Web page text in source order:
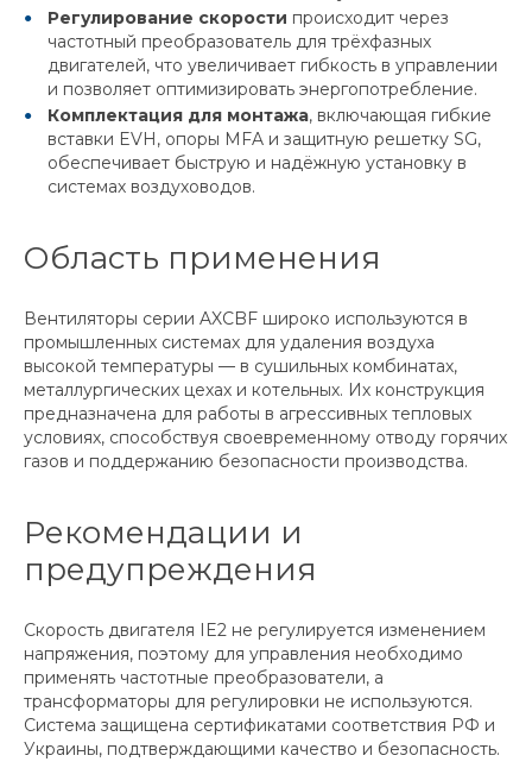
Регулирование скорости происходит через
частотный преобразователь для трёхфазных
двигателей, что увеличивает гибкость в управлении
и позволяет оптимизировать энергопотребление.
Комплектация для монтажа, включающая гибкие
вставки EVH, опоры MFA и защитную решетку SG,
обеспечивает быструю и надёжную установку в
системах воздуховодов.
Область применения
Вентиляторы серии AXCBF широко используются в
промышленных системах для удаления воздуха
высокой температуры — в сушильных комбинатах,
металлургических цехах и котельных. Их конструкция
предназначена для работы в агрессивных тепловых
условиях, способствуя своевременному отводу горячих
газов и поддержанию безопасности производства.
Рекомендации и
предупреждения
Скорость двигателя IE2 не регулируется изменением
напряжения, поэтому для управления необходимо
применять частотные преобразователи, а
трансформаторы для регулировки не используются.
Система защищена сертификатами соответствия РФ и
Украины, подтверждающими качество и безопасность.